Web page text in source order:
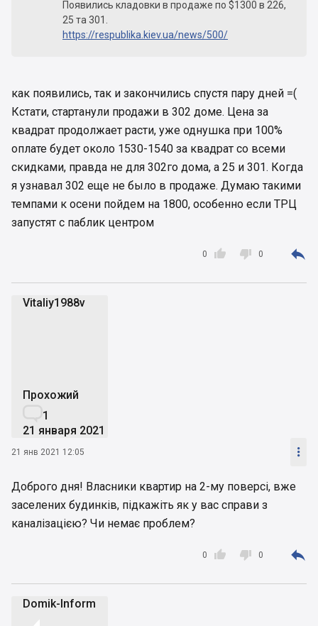
Появились кладовки в продаже по $1300 в 226,
25 та 301.
https://respublika.kiev.ua/news/500/
как появились, так и закончились спустя пару дней =(
Кстати, стартанули продажи в 302 доме. Цена за
квадрат продолжает расти, уже однушка при 100%
оплате будет около 1530-1540 за квадрат со всеми
скидками, правда не для 302го дома, а 25 и 301. Когда
я узнавал 302 еще не было в продаже. Думаю такими
темпами к осени пойдем на 1800, особенно если ТРЦ
запустят с паблик центром

0  0 
Vitaliy1988v
Прохожий
1
21 января 2021
21 янв 2021 12:05 
Доброго дня! Власники квартир на 2-му поверсі, вже
заселених будинків, підкажіть як у вас справи з
каналізацією? Чи немає проблем?

0  0 
Domik-Inform